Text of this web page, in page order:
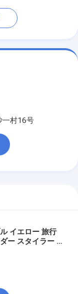
一村16号
イエロー 旅行
ー スタイラー エ